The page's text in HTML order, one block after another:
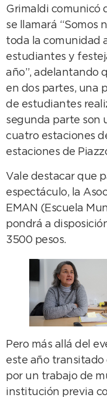
Grimaldi comunicó
se llamará “Somos
toda la comunidad
estudiantes y
año”, adelantando
en dos partes, una
de estudiantes
segunda parte son
cuatro estaciones
estaciones de
Vale destacar que
espectáculo, la
EMAN (Escuela
pondrá a
3500 pesos.
Pero más allá del
este año transitado
por un trabajo de
institución previa